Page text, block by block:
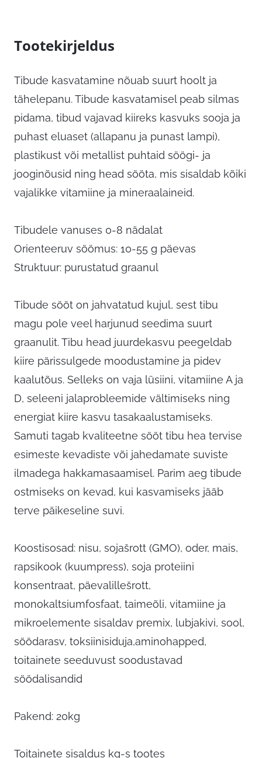
Tootekirjeldus
Tibude kasvatamine nõuab suurt hoolt ja
tähelepanu. Tibude kasvatamisel peab silmas
pidama, tibud vajavad kiireks kasvuks sooja ja
puhast eluaset (allapanu ja punast lampi),
plastikust või metallist puhtaid söögi- ja
jooginõusid ning head sööta, mis sisaldab kõiki
vajalikke vitamiine ja mineraalaineid.
Tibudele vanuses 0-8 nädalat
Orienteeruv söömus: 10-55 g päevas
Struktuur: purustatud graanul
Tibude sööt on jahvatatud kujul, sest tibu
magu pole veel harjunud seedima suurt
graanulit. Tibu head juurdekasvu peegeldab
kiire pärissulgede moodustamine ja pidev
kaalutõus. Selleks on vaja lüsiini, vitamiine A ja
D, seleeni jalaprobleemide vältimiseks ning
energiat kiire kasvu tasakaalustamiseks.
Samuti tagab kvaliteetne sööt tibu hea tervise
esimeste kevadiste või jahedamate suviste
ilmadega hakkamasaamisel. Parim aeg tibude
ostmiseks on kevad, kui kasvamiseks jääb
terve päikeseline suvi.
Koostisosad: nisu, sojašrott (GMO), oder, mais,
rapsikook (kuumpress), soja proteiini
konsentraat, päevalillešrott,
monokaltsiumfosfaat, taimeõli, vitamiine ja
mikroelemente sisaldav premix, lubjakivi, sool,
söödarasv, toksiinisiduja,aminohapped,
toitainete seeduvust soodustavad
söödalisandid
Pakend: 20kg
Toitainete sisaldus kg-s tootes